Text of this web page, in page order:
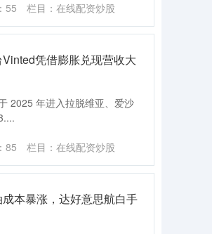
55 栏目： 在线配资炒股
凭借膨胀兑现营收大
2025 年进入拉脱维亚、爱沙
85 栏目： 在线配资炒股
本暴涨，达好意思航白手